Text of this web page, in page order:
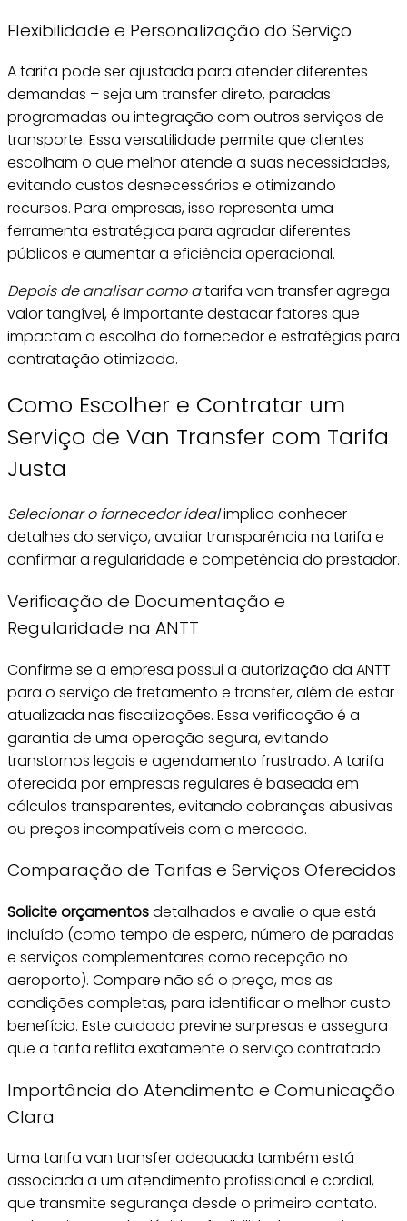
Flexibilidade e Personalização do Serviço
A tarifa pode ser ajustada para atender diferentes
demandas – seja um transfer direto, paradas
programadas ou integração com outros serviços de
transporte. Essa versatilidade permite que clientes
escolham o que melhor atende a suas necessidades,
evitando custos desnecessários e otimizando
recursos. Para empresas, isso representa uma
ferramenta estratégica para agradar diferentes
públicos e aumentar a eficiência operacional.
Depois de analisar como atarifa van transfer agrega
valor tangível, é importante destacar fatores que
impactam a escolha do fornecedor e estratégias para
contratação otimizada.
Como Escolher e Contratar um
Serviço de Van Transfer com Tarifa
Justa
Selecionar o fornecedor idealimplica conhecer
detalhes do serviço, avaliar transparência na tarifa e
confirmar a regularidade e competência do prestador.
Verificação de Documentação e
Regularidade na ANTT
Confirme se a empresa possui a autorização da ANTT
para o serviço de fretamento e transfer, além de estar
atualizada nas fiscalizações. Essa verificação é a
garantia de uma operação segura, evitando
transtornos legais e agendamento frustrado. A tarifa
oferecida por empresas regulares é baseada em
cálculos transparentes, evitando cobranças abusivas
ou preços incompatíveis com o mercado.
Comparação de Tarifas e Serviços Oferecidos
Solicite orçamentosdetalhados e avalie o que está
incluído (como tempo de espera, número de paradas
e serviços complementares como recepção no
aeroporto). Compare não só o preço, mas as
condições completas, para identificar o melhor custo-
benefício. Este cuidado previne surpresas e assegura
que a tarifa reflita exatamente o serviço contratado.
Importância do Atendimento e Comunicação
Clara
Uma tarifa van transfer adequada também está
associada a um atendimento profissional e cordial,
que transmite segurança desde o primeiro contato.